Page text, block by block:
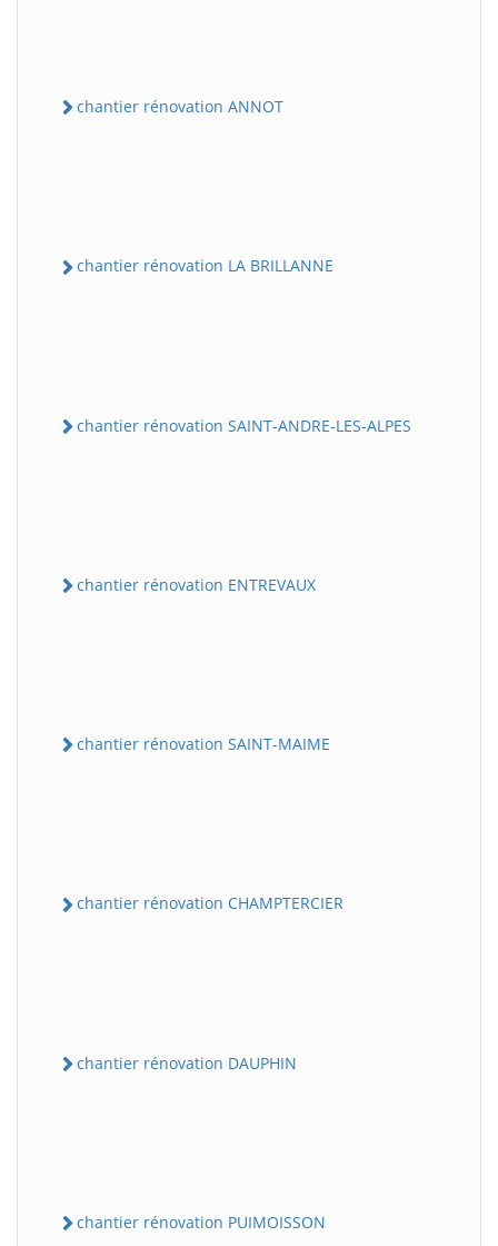
chantier rénovation ANNOT
chantier rénovation LA BRILLANNE
chantier rénovation SAINT-ANDRE-LES-ALPES
chantier rénovation ENTREVAUX
chantier rénovation SAINT-MAIME
chantier rénovation CHAMPTERCIER
chantier rénovation DAUPHIN
chantier rénovation PUIMOISSON